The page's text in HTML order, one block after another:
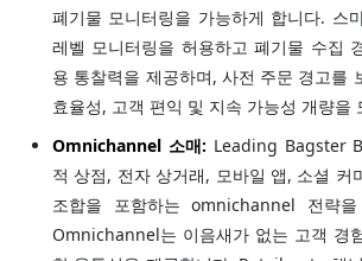
폐기물 모니터링을 가능하게 합니다. 스
레벨 모니터링을 허용하고 폐기물 수집
용 통찰력을 제공하며, 사전 주문 경고를
효율성, 고객 편익 및 지속 가능성 개량을
Omnichannel 소매: Leading Bagster
적 상점, 전자 상거래, 모바일 앱, 소셜 커
조합을 포함하는 omnichannel 전략
Omnichannel는 이음새가 없는 고객 경